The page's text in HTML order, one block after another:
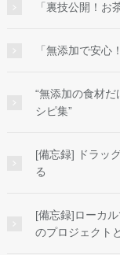
「裏技公開！お
「無添加で安心
“無添加の食材
シピ集”
[備忘録] ドラッ
る
[備忘録]ローカ
のプロジェクト